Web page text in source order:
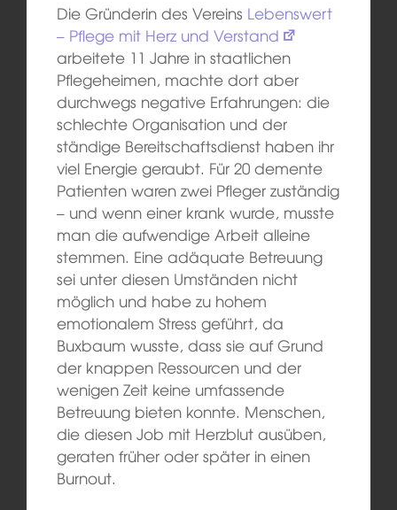
Die Gründerin des Vereins Lebenswert
– Pflege mit Herz und Verstand
arbeitete 11 Jahre in staatlichen
Pflegeheimen, machte dort aber
durchwegs negative Erfahrungen: die
schlechte Organisation und der
ständige Bereitschaftsdienst haben ihr
viel Energie geraubt. Für 20 demente
Patienten waren zwei Pfleger zuständig
– und wenn einer krank wurde, musste
man die aufwendige Arbeit alleine
stemmen. Eine adäquate Betreuung
sei unter diesen Umständen nicht
möglich und habe zu hohem
emotionalem Stress geführt, da
Buxbaum wusste, dass sie auf Grund
der knappen Ressourcen und der
wenigen Zeit keine umfassende
Betreuung bieten konnte. Menschen,
die diesen Job mit Herzblut ausüben,
geraten früher oder später in einen
Burnout.